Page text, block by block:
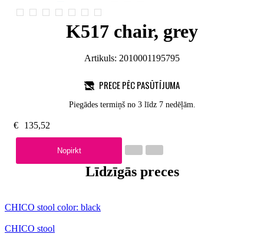
K517 chair, grey
Artikuls: 2010001195795
PRECE PĒC PASŪTĪJUMA
Piegādes termiņš no 3 līdz 7 nedēļām.
€ 135,52
Nopirkt
Līdzīgās preces
CHICO stool color: black
CHICO stool